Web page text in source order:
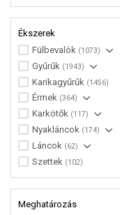
Ékszerek
Fülbevalók (1073)
Gyűrűk (1943)
Karikagyűrűk (1456)
Érmek (364)
Karkötők (117)
Nyakláncok (174)
Láncok (62)
Szettek (102)
Meghatározás